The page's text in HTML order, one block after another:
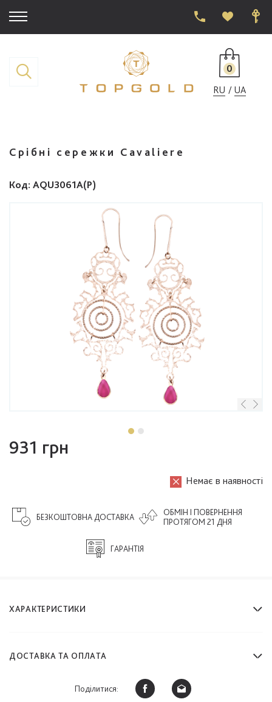
0
RU
UA
Срібні сережки Cavaliere
Код: AQU3061A(P)
931 грн
Немає в наявності
ОБМІН І ПОВЕРНЕННЯ
ПРОТЯГОМ 21 ДНЯ
ГАРАНТІЯ
БЕЗКОШТОВНА ДОСТАВКА
ХАРАКТЕРИСТИКИ
ДОСТАВКА ТА ОПЛАТА
Поділитися: